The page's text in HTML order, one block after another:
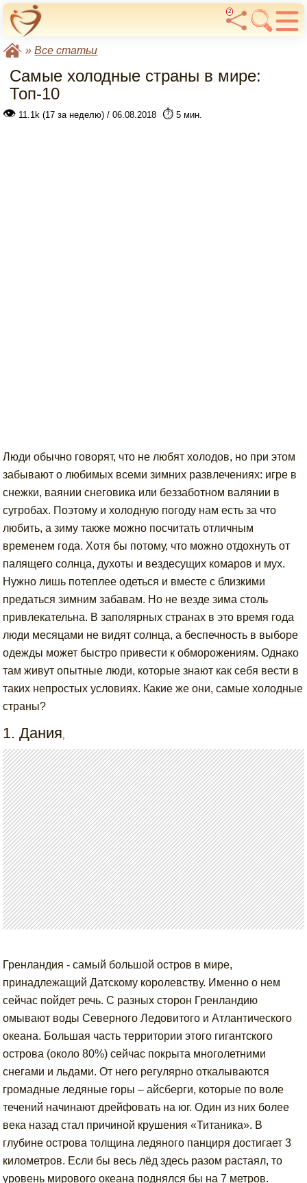
2
»Все статьи
Самые холодные страны в мире:
Топ-10
👁 11.1k (17 за неделю) / 06.08.2018 ⏱️ 5 мин.
Люди обычно говорят, что не любят холодов, но при этом
забывают о любимых всеми зимних развлечениях: игре в
снежки, ваянии снеговика или беззаботном валянии в
сугробах. Поэтому и холодную погоду нам есть за что
любить, а зиму также можно посчитать отличным
временем года. Хотя бы потому, что можно отдохнуть от
палящего солнца, духоты и вездесущих комаров и мух.
Нужно лишь потеплее одеться и вместе с близкими
предаться зимним забавам. Но не везде зима столь
привлекательна. В заполярных странах в это время года
люди месяцами не видят солнца, а беспечность в выборе
одежды может быстро привести к обморожениям. Однако
там живут опытные люди, которые знают как себя вести в
таких непростых условиях. Какие же они, самые холодные
страны?
1. Дания,
Гренландия - самый большой остров в мире,
принадлежащий Датскому королевству. Именно о нем
сейчас пойдет речь. С разных сторон Гренландию
омывают воды Северного Ледовитого и Атлантического
океана. Большая часть территории этого гигантского
острова (около 80%) сейчас покрыта многолетними
снегами и льдами. От него регулярно откалываются
громадные ледяные горы – айсберги, которые по воле
течений начинают дрейфовать на юг. Один из них более
века назад стал причиной крушения «Титаника». В
глубине острова толщина ледяного панциря достигает 3
километров. Если бы весь лёд здесь разом растаял, то
уровень мирового океана поднялся бы на 7 метров.